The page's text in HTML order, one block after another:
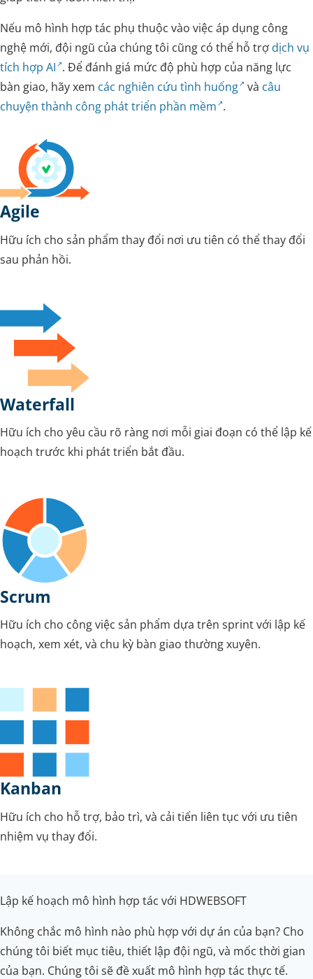
Nếu mô hình hợp tác phụ thuộc vào việc áp dụng công
nghệ mới, đội ngũ của chúng tôi cũng có thể hỗ trợ dịch vụ
tích hợp AI . Để đánh giá mức độ phù hợp của năng lực
bàn giao, hãy xem các nghiên cứu tình huống và câu
chuyện thành công phát triển phần mềm .
Agile
Hữu ích cho sản phẩm thay đổi nơi ưu tiên có thể thay đổi
sau phản hồi.
Waterfall
Hữu ích cho yêu cầu rõ ràng nơi mỗi giai đoạn có thể lập kế
hoạch trước khi phát triển bắt đầu.
Scrum
Hữu ích cho công việc sản phẩm dựa trên sprint với lập kế
hoạch, xem xét, và chu kỳ bàn giao thường xuyên.
Kanban
Hữu ích cho hỗ trợ, bảo trì, và cải tiến liên tục với ưu tiên
nhiệm vụ thay đổi.
Lập kế hoạch mô hình hợp tác với HDWEBSOFT
Không chắc mô hình nào phù hợp với dự án của bạn? Cho
chúng tôi biết mục tiêu, thiết lập đội ngũ, và mốc thời gian
của bạn. Chúng tôi sẽ đề xuất mô hình hợp tác thực tế.